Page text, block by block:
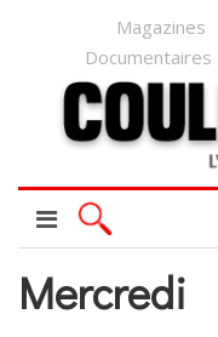
Magazines
Documentaires
Mercredi